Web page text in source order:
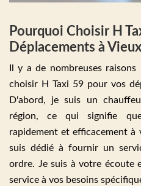
Pourquoi Choisir H
Déplacements à
Il y a de nombreuses
choisir H Taxi 59 pour vos
D'abord, je suis un
région, ce qui signifie
rapidement et efficacement
suis dédié à fournir un
ordre. Je suis à votre écoute
service à vos besoins